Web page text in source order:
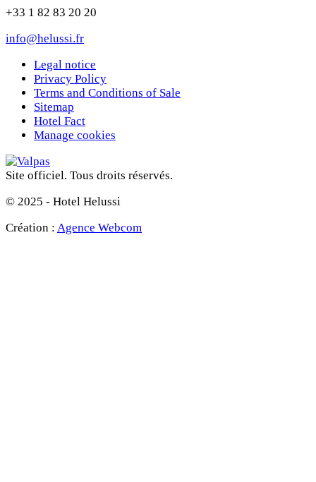
+33 1 82 83 20 20
info@helussi.fr
Legal notice
Privacy Policy
Terms and Conditions of Sale
Sitemap
Hotel Fact
Manage cookies
Site officiel. Tous droits réservés.
© 2025 - Hotel Helussi
Création : Agence Webcom